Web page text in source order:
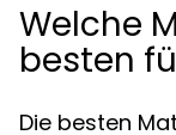
Welche
besten
Die besten